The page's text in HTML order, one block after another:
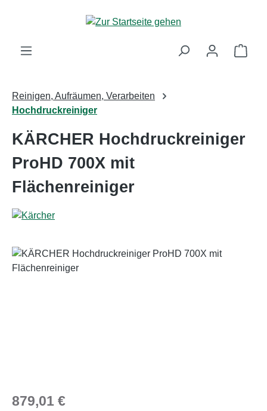
Zum Hauptinhalt springen
Reinigen, Aufräumen, Verarbeiten
Hochdruckreiniger
KÄRCHER Hochdruckreiniger
ProHD 700X mit
Flächenreiniger
Bildergalerie überspringen
Regulärer Preis:
879,01 €